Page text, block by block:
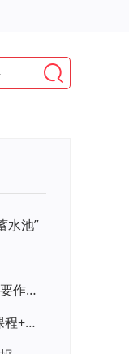
水池”
信息化技术在学校管理中的重要作用 ——以贵州省威宁民族中学和校园使用等为例
校企合作育人模式下的“专业课程+思政教育+党建活动”交叉融合的课程思政教学探索与实践